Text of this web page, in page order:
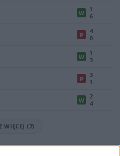
W
1
6
P
4
0
W
1
3
P
3
1
W
2
4
WIĘCEJ (7)
(Krosno > Klasa B, gr. II)